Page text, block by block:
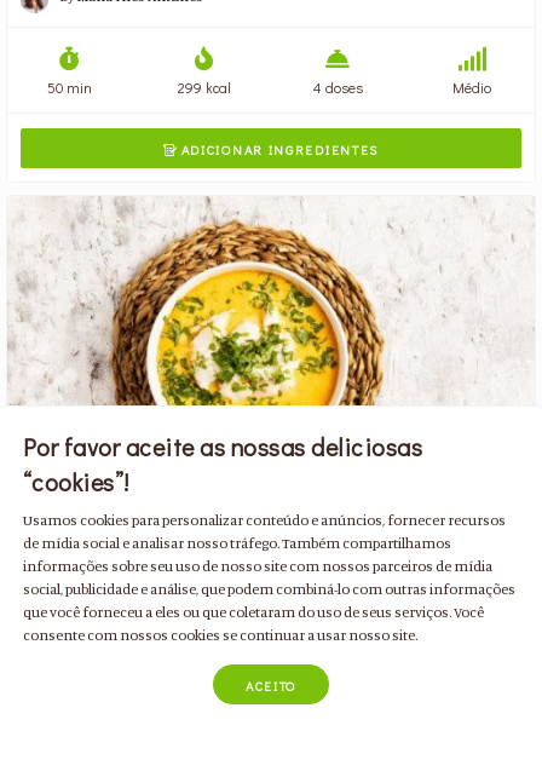
50 min 299 kcal 4 doses Médio
ADICIONAR INGREDIENTES
Creme de Carapau com Caril
com pimento, curgete, cenoura, batata e coentros
Familiar Peixe Sopas Para 4 pessoas
Para 2 pessoas
Por favor aceite as nossas deliciosas
“cookies”!
Usamos cookies para personalizar conteúdo e anúncios, fornecer recursos
de mídia social e analisar nosso tráfego. Também compartilhamos
informações sobre seu uso de nosso site com nossos parceiros de mídia
social, publicidade e análise, que podem combiná-lo com outras informações
que você forneceu a eles ou que coletaram do uso de seus serviços. Você
consente com nossos cookies se continuar a usar nosso site.
ACEITO